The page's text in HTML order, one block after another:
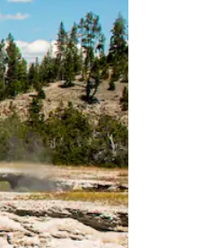
et en faisant glisser.